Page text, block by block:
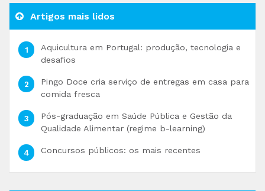
Artigos mais lidos
Aquicultura em Portugal: produção, tecnologia e
desafios
Pingo Doce cria serviço de entregas em casa para
comida fresca
Pós-graduação em Saúde Pública e Gestão da
Qualidade Alimentar (regime b-learning)
Concursos públicos: os mais recentes